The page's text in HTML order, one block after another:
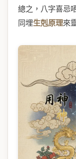
總之，八字喜忌
同埋生剋原理來